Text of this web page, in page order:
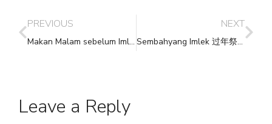
PREVIOUS
Makan Malam sebelum Imlek 年夜饭
NEXT
Sembahyang Imlek 过年祭祀
Leave a Reply